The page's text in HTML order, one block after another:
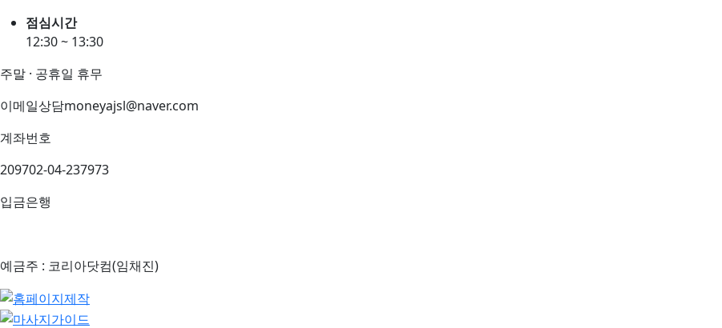
점심시간
12:30 ~ 13:30
주말 · 공휴일 휴무
이메일상담moneyajsl@naver.com
계좌번호
209702-04-237973
입금은행
예금주 : 코리아닷컴(임채진)